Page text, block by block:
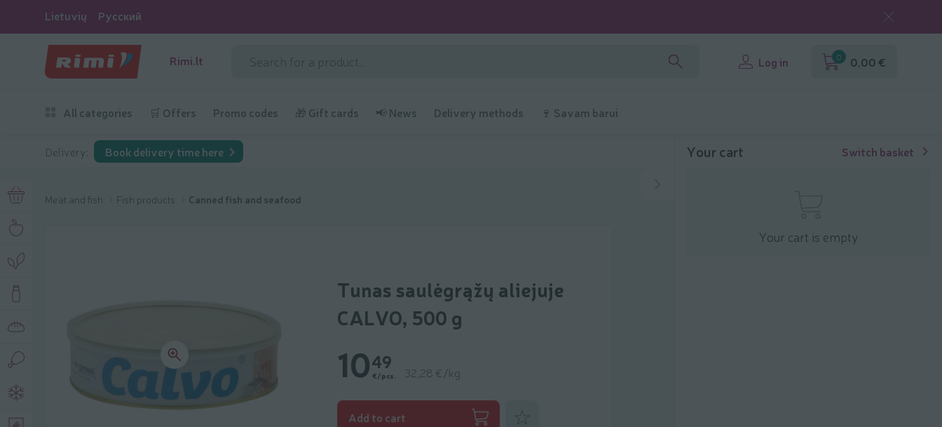
Lietuvių Русский
Rimi.lt Log in 0 0,00 €
All categories 🛒 Offers Promo codes 🎁 Gift cards 📢 News Delivery methods 🍷 Savam barui
Delivery: Book delivery time here
Meat and fish Fish products Canned fish and seafood
Tunas saulėgrąžų aliejuje
CALVO, 500 g
1049
€/pcs. 32,28 €/kg
Add to cart
Your cart Switch basket
Your cart is empty